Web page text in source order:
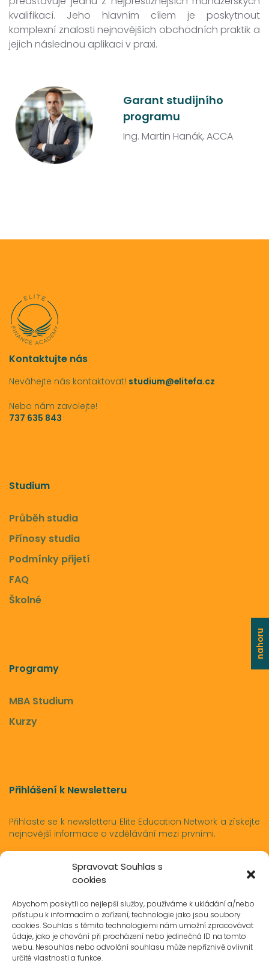
Spravovat Souhlas s
cookies
Abychom poskytli co nejlepší služby, používáme k ukládání a/nebo
přístupu k informacím o zařízení, technologie jako jsou soubory
cookies. Souhlas s těmito technologiemi nám umožní zpracovávat
údaje, jako je chování při procházení nebo jedinečná ID na tomto
webu. Nesouhlas nebo odvolání souhlasu může nepříznivě ovlivnit
určité vlastnosti a funkce.
kvalifikací. Jeho hlavním cílem je poskytnout
komplexní znalosti nejnovějších obchodních praktik a
jejich následnou aplikaci v praxi.
Garant studijního
programu
Ing. Martin Hanák, ACCA
Kontaktujte nás
Neváhejte nás kontaktovat! studium@elitefa.cz
Nebo nám zavolejte!
737 635 843
Studium
Průběh studia
Přínosy studia
Podmínky přijetí
FAQ
Školné
Programy
MBA Studium
Kurzy
Přihlášení k Newsletteru
Přihlaste se k newsletteru Elite Education Network a získejte
nejnovější informace o vzdělávání mezi prvními.
Přihlásit se
nahoru